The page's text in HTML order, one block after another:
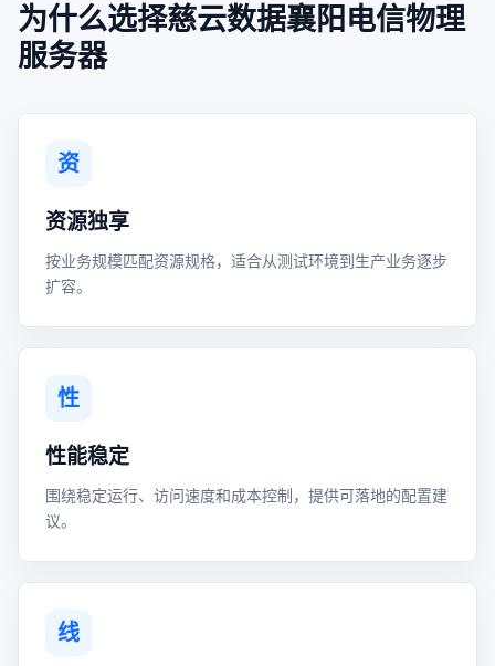
为什么选择慈云数据襄阳电信物理
服务器
资
资源独享
按业务规模匹配资源规格，适合从测试环境到生产业务逐步
扩容。
性
性能稳定
围绕稳定运行、访问速度和成本控制，提供可落地的配置建
议。
线